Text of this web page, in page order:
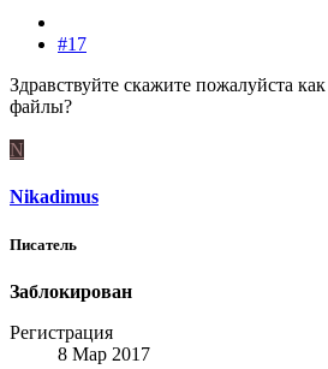
#17
Здравствуйте скажите пожалуйста
файлы?
N
Nikadimus
Писатель
Заблокирован
Регистрация
8 Мар 2017